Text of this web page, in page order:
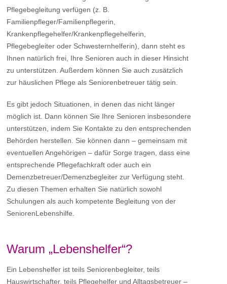
Pflegebegleitung verfügen (z. B.
Familienpfleger/Familienpflegerin,
Krankenpflegehelfer/Krankenpflegehelferin,
Pflegebegleiter oder Schwesternhelferin), dann steht es
Ihnen natürlich frei, Ihre Senioren auch in dieser Hinsicht
zu unterstützen. Außerdem können Sie auch zusätzlich
zur häuslichen Pflege als Seniorenbetreuer tätig sein.
Es gibt jedoch Situationen, in denen das nicht länger
möglich ist. Dann können Sie Ihre Senioren insbesondere
unterstützen, indem Sie Kontakte zu den entsprechenden
Behörden herstellen. Sie können dann – gemeinsam mit
eventuellen Angehörigen – dafür Sorge tragen, dass eine
entsprechende Pflegefachkraft oder auch ein
Demenzbetreuer/Demenzbegleiter zur Verfügung steht.
Zu diesen Themen erhalten Sie natürlich sowohl
Schulungen als auch kompetente Begleitung von der
SeniorenLebenshilfe.
Warum „Lebenshelfer“?
Ein Lebenshelfer ist teils Seniorenbegleiter, teils
Hauswirtschafter, teils Pflegehelfer und Alltagsbetreuer –